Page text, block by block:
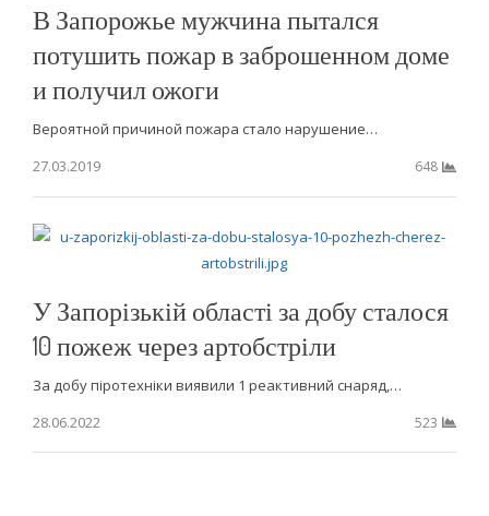
В Запорожье мужчина пытался
потушить пожар в заброшенном доме
и получил ожоги
Вероятной причиной пожара стало нарушение…
27.03.2019
648
У Запорізькій області за добу сталося
10 пожеж через артобстріли
За добу піротехніки виявили 1 реактивний снаряд,…
28.06.2022
523